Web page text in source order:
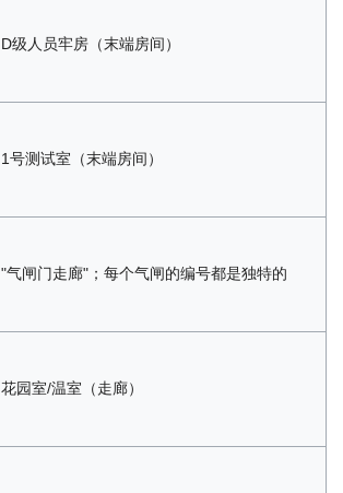
D级人员牢房（末端房间）
1号测试室（末端房间）
"气闸门走廊"；每个气闸的编号都是独特的
花园室/温室（走廊）